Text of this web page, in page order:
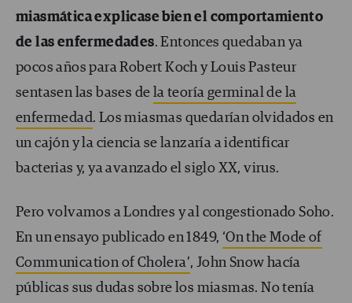
miasmática explicase bien el comportamiento
de las enfermedades. Entonces quedaban ya
pocos años para Robert Koch y Louis Pasteur
sentasen las bases de la teoría germinal de la
enfermedad . Los miasmas quedarían olvidados en
un cajón y la ciencia se lanzaría a identificar
bacterias y, ya avanzado el siglo XX, virus.
Pero volvamos a Londres y al congestionado Soho.
En un ensayo publicado en 1849, ‘On the Mode of
Communication of Cholera’, John Snow hacía
públicas sus dudas sobre los miasmas. No tenía